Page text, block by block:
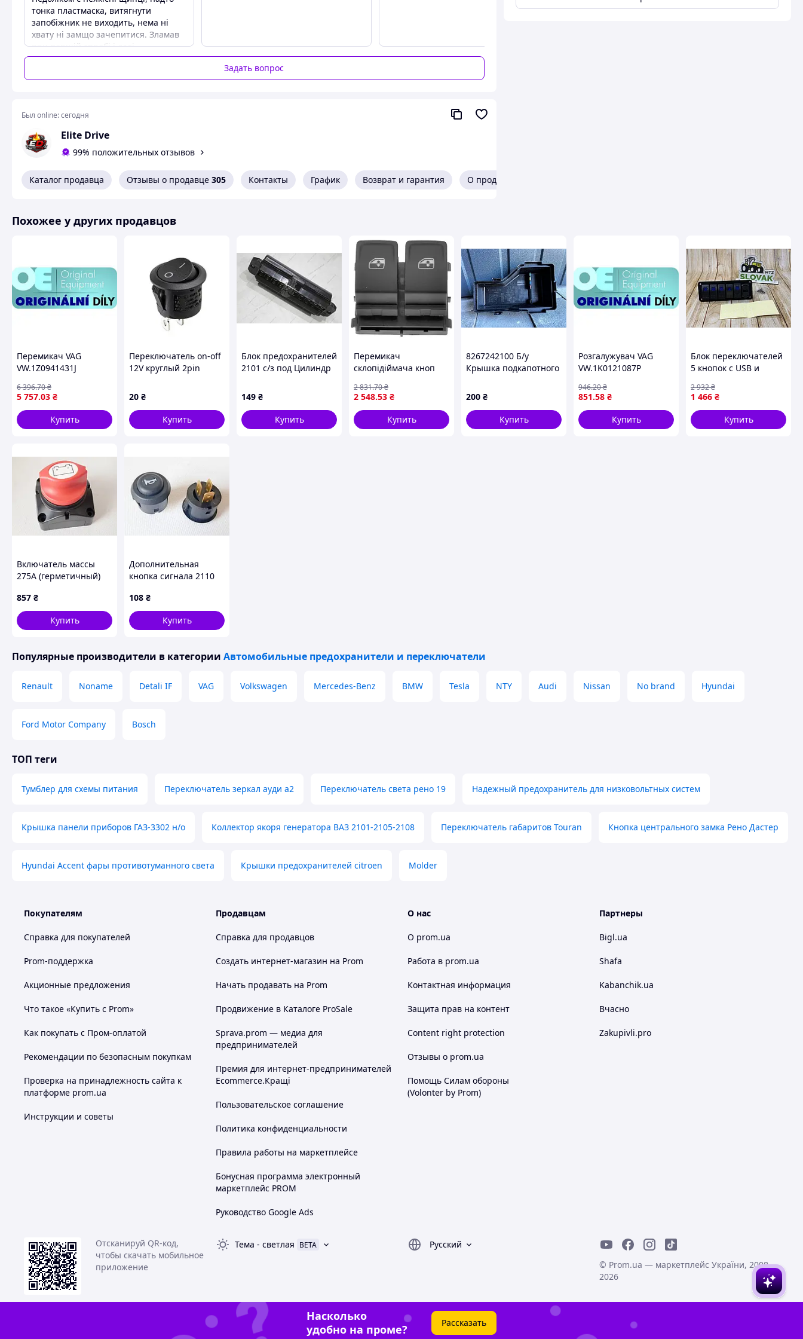
тонка пластмаска, витягнути
запобіжник не виходить, нема ні
хвату ні замщо зачепитися. Зламав
при першій спробі і далі
використовував металеві щипці.
Неякісні щипці для витягання
Задать вопрос
Был online:сегодня
Elite Drive
99% положительных отзывов
Каталог продавца Отзывы о продавце 305 Контакты График Возврат и гарантия О продавце
Похожее у других продавцов
Перемикач VAG
VW.1Z0941431J
5 757.03 ₴
6 396.70₴
Купить
Переключатель on-off
12V круглый 2pin
10 125/250V
20 ₴
Купить
Блок предохранителей
2101 с/з под Цилиндр
33 STANDARD
149 ₴
Купить
Перемикач
склопiдiймача кноп
VW.5E0959858AWHS
2 548.53 ₴
2 831.70₴
Купить
8267242100 Б/у
Крышка подкапотного
предохранителей
Toyota RAV4 Тойота
РАВ4 2001-2005
200 ₴
Купить
Розгалужувач VAG
VW.1K0121087P
851.58 ₴
946.20₴
Купить
Блок переключателей
5 кнопок с USB и
автомобиля удобное
управление и
контроль напряжения
1 466 ₴
2 932₴
Купить
Включатель массы
275А (герметичный)
857 ₴
Купить
Дополнительная
кнопка сигнала 2110
04/71003 Код/Артикул
7229
108 ₴
Купить
Популярные производители в категории Автомобильные предохранители и переключатели
Renault Noname Detali IF VAG Volkswagen Mercedes-Benz BMW Tesla NTY Audi Nissan No brand Hyundai
Ford Motor Company Bosch
ТОП теги
Тумблер для схемы питания Переключатель зеркал ауди а2 Переключатель света рено 19 Надежный предохранитель для низковольтных систем
Крышка панели приборов ГАЗ-3302 н/о Коллектор якоря генератора ВАЗ 2101-2105-2108 Переключатель габаритов Touran Кнопка центрального замка Рено Дастер
Hyundai Accent фары противотуманного света Крышки предохранителей citroen Molder
Покупателям
Справка для покупателей
Prom-поддержка
Акционные предложения
Что такое «Купить с Prom»
Как покупать с Пром-оплатой
Рекомендации по безопасным покупкам
Проверка на принадлежность сайта к
платформе prom.ua
Инструкции и советы
Продавцам
Справка для продавцов
Создать интернет-магазин на Prom
Начать продавать на Prom
Продвижение в Каталоге ProSale
Sprava.prom — медиа для
предпринимателей
Премия для интернет-предпринимателей
Ecommerce.Кращі
Пользовательское соглашение
Политика конфиденциальности
Правила работы на маркетплейсе
Бонусная программа электронный
маркетплейс PROM
Руководство Google Ads
О нас
О prom.ua
Работа в prom.ua
Контактная информация
Защита прав на контент
Content right protection
Отзывы о prom.ua
Помощь Силам обороны
(Volonter by Prom)
Партнеры
Bigl.ua
Shafa
Kabanchik.ua
Вчасно
Zakupivli.pro
Отсканируй QR-код,
чтобы скачать мобильное
приложение
Тема - светлая BETA
Русский
© Prom.ua — маркетплейс України, 2008-
2026
Насколько
удобно на проме?
Рассказать